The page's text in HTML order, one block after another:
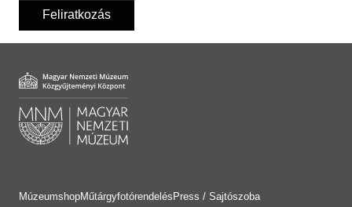
Feliratkozás
MúzeumshopMűtárgyfotórendelés Press / Sajtószoba